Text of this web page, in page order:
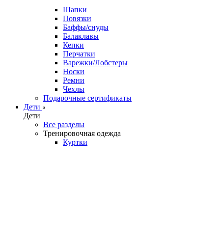
Шапки
Повязки
Баффы/снуды
Балаклавы
Кепки
Перчатки
Варежки/Лобстеры
Носки
Ремни
Чехлы
Подарочные сертификаты
Дети
Дети
Все разделы
Тренировочная одежда
Куртки